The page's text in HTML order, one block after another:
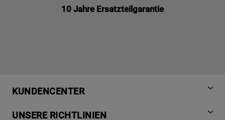
10 Jahre Ersatzteilgarantie
KUNDENCENTER
UNSERE RICHTLINIEN